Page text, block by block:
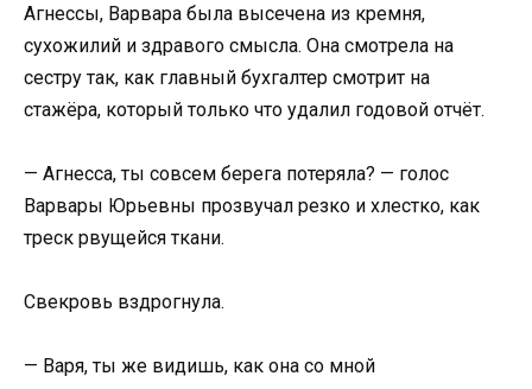
Агнессы, Варвара была высечена из кремня,
сухожилий и здравого смысла. Она смотрела на
сестру так, как главный бухгалтер смотрит на
стажёра, который только что удалил годовой отчёт.
— Агнесса, ты совсем берега потеряла? — голос
Варвары Юрьевны прозвучал резко и хлестко, как
треск рвущейся ткани.
Свекровь вздрогнула.
— Варя, ты же видишь, как она со мной